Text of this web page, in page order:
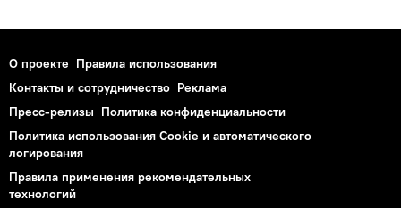
О проекте Правила использования
Контакты и сотрудничество Реклама
Пресс-релизы Политика конфиденциальности
Политика использования Cookie и автоматического
логирования
Правила применения рекомендательных
технологий